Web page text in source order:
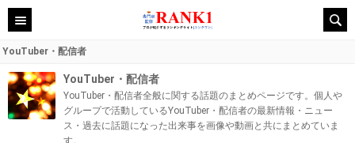
YouTuber・配信者
YouTuber・配信者
YouTuber・配信者全般に関する話題のまとめページです。個人や
グループで活動しているYouTuber・配信者の最新情報・ニュー
ス・過去に話題になった出来事を画像や動画と共にまとめていま
す。